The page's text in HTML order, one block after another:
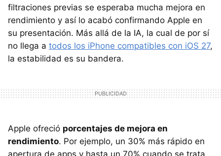
filtraciones previas se esperaba mucha mejora en
rendimiento y así lo acabó confirmando Apple en
su presentación. Más allá de la IA, la cual de por sí
no llega a todos los iPhone compatibles con iOS 27,
la estabilidad es su bandera.
Apple ofreció porcentajes de mejora en
rendimiento. Por ejemplo, un 30% más rápido en
apertura de apps y hasta un 70% cuando se trata